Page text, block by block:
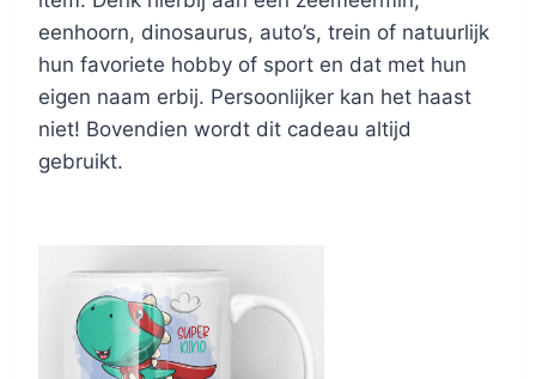
eenhoorn, dinosaurus, auto’s, trein of natuurlijk
hun favoriete hobby of sport en dat met hun
eigen naam erbij. Persoonlijker kan het haast
niet! Bovendien wordt dit cadeau altijd
gebruikt.